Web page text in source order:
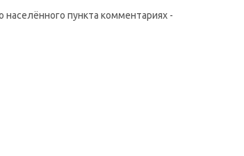
населённого пункта комментариях -